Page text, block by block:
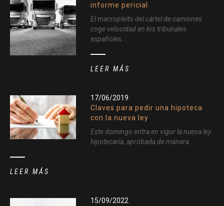
informe pericial
El macropleito del cártel de camiones
coge velocidad en los tribunales
españoles...
LEER MÁS
17/06/2019
Claves para pedir una hipoteca
con la nueva ley
Este domingo entra en vigor la nueva ley
hipotecaria, aprobada de manera...
LEER MÁS
15/09/2022